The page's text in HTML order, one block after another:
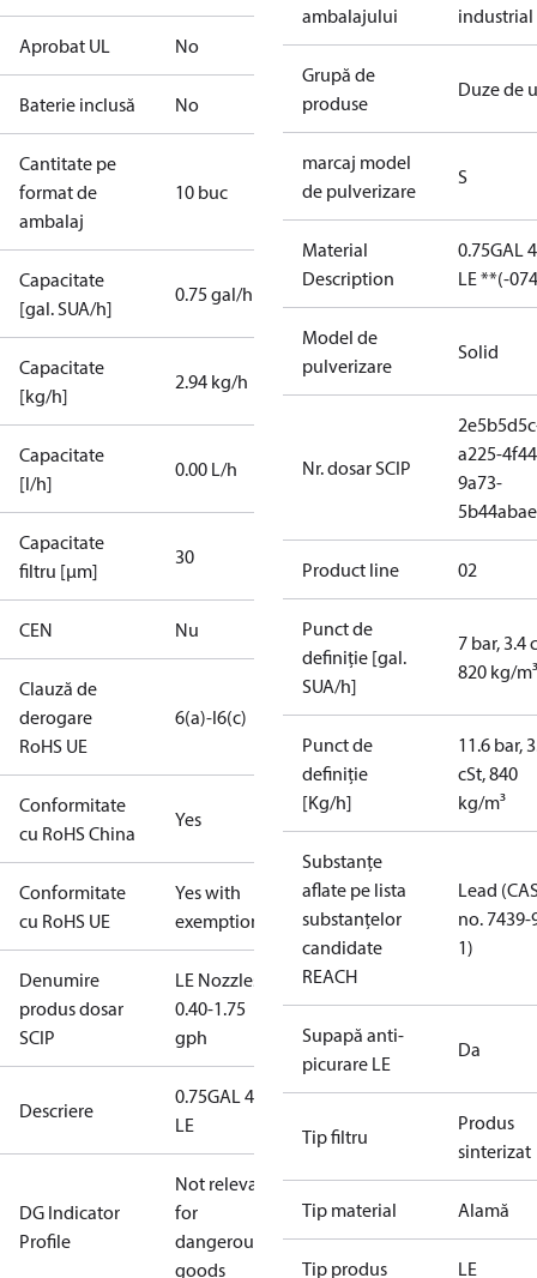
Aprobat UL No
Baterie inclusă No
Cantitate pe
format de
ambalaj
10 buc
Capacitate
[gal. SUA/h]
0.75 gal/h
Capacitate
[kg/h]
2.94 kg/h
Capacitate
[l/h]
0.00 L/h
Capacitate
filtru [µm]
30
CEN Nu
Clauză de
derogare
RoHS UE
6(a)-I6(c)
Conformitate
cu RoHS China
Yes
Conformitate
cu RoHS UE
Yes with
exemptions
Denumire
produs dosar
SCIP
LE Nozzles
0.40-1.75
gph
Descriere
0.75GAL 45S
LE
DG Indicator
Profile
Not relevant
for
dangerous
goods
ambalajului
industrial
Grupă de
produse
Duze de
marcaj model
de pulverizare
S
Material
Description
0.75GAL
LE **(-
Model de
pulverizare
Solid
Nr. dosar SCIP
a225-
9a73-
Product line 02
Punct de
definiție [gal.
SUA/h]
7 bar, 3.4
820 kg/m³
Punct de
definiție
[Kg/h]
11.6 bar,
cSt, 840
kg/m³
Substanțe
aflate pe lista
substanțelor
candidate
REACH
Lead
no. 7439-
1)
Supapă anti-
picurare LE
Da
Tip filtru
Produs
sinterizat
Tip material Alamă
Tip produs LE